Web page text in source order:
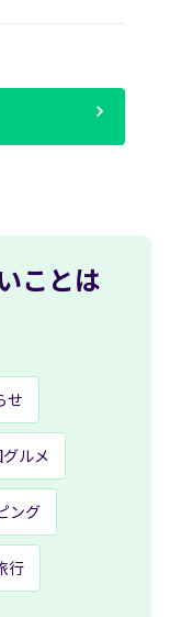
ことは
せ
ルメ
ング
行